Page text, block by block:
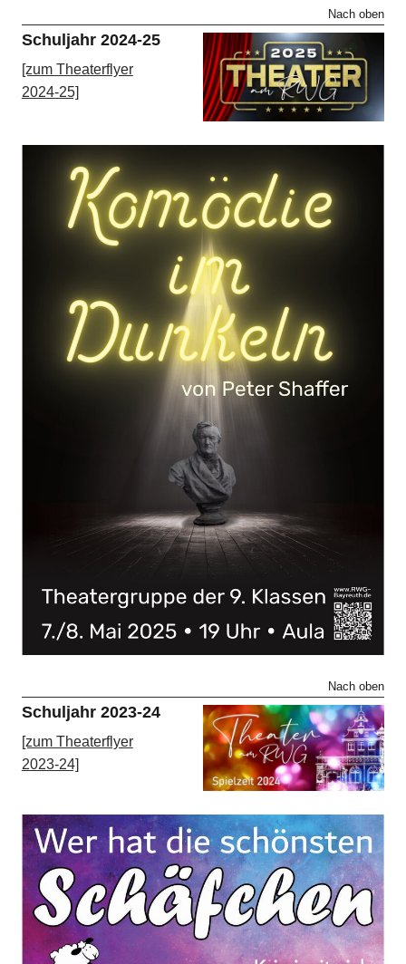
Nach oben
Schuljahr 2024-25
[zum Theaterflyer
2024-25]
Nach oben
Schuljahr 2023-24
[zum Theaterflyer
2023-24]